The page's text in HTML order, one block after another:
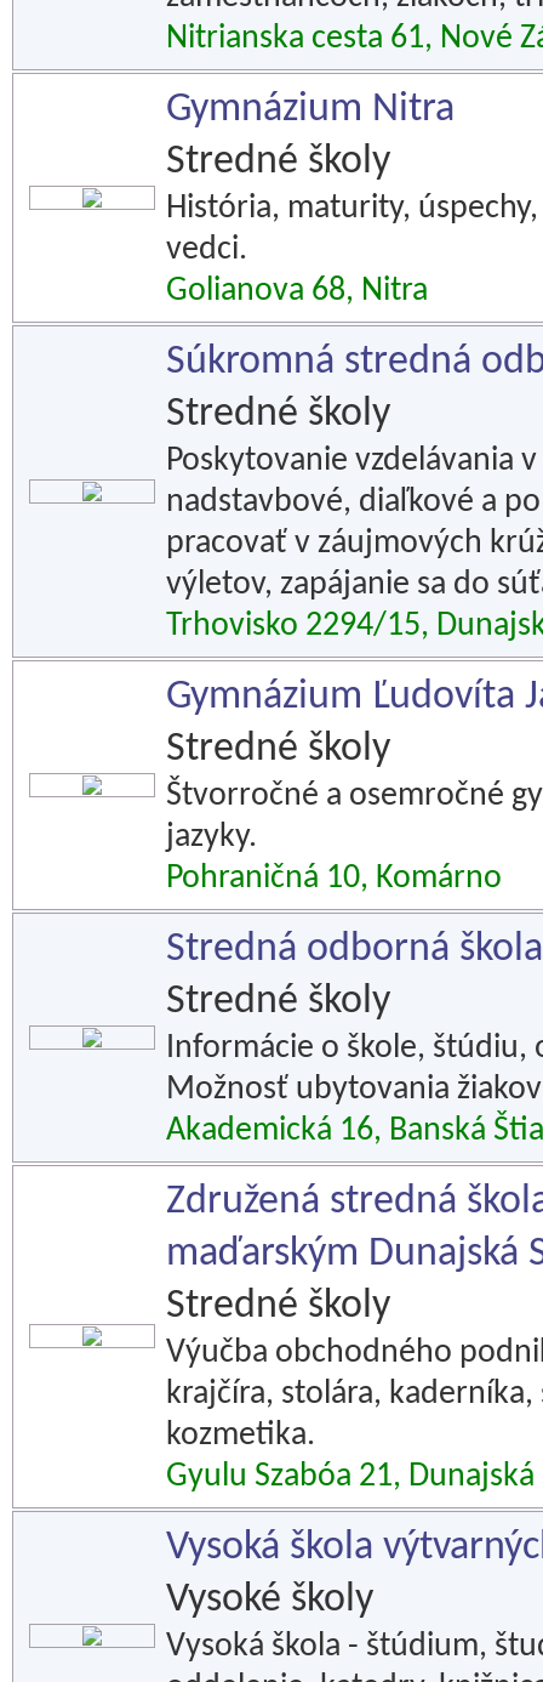
Nitrianska cesta 61, Nové
Gymnázium Nitra
Stredné školy
História, maturity,
vedci.
Golianova 68, Nitra
Súkromná stredná
Stredné školy
Poskytovanie vzdelávania
nadstavbové, diaľkové a
pracovať v záujmových
výletov, zapájanie sa do
Trhovisko 2294/15,
Gymnázium Ľudovíta
Stredné školy
Štvorročné a osemročné
jazyky.
Pohraničná 10, Komárno
Stredná odborná
Stredné školy
Informácie o škole, štúdiu,
Možnosť ubytovania
Akademická 16, Banská
Združená stredná
maďarským Dunajská
Stredné školy
Výučba obchodného
krajčíra, stolára,
kozmetika.
Gyulu Szabóa 21,
Vysoká škola
Vysoké školy
Vysoká škola - štúdium,